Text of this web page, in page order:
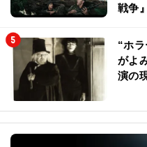
戦争
“ホラ
がよ
演の